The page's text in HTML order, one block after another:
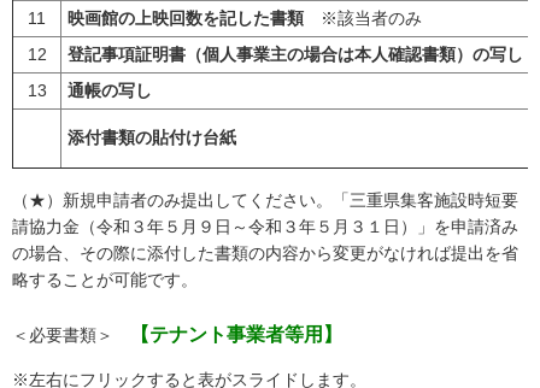
11
映画館の上映回数を記した書類 ※該当者のみ
12
登記事項証明書（個人事業主の場合は本人確認書類）の写し
13
通帳の写し
添付書類の貼付け台紙
（★）新規申請者のみ提出してください。「三重県集客施設時短要
請協力金（令和３年５月９日～令和３年５月３１日）」を申請済み
の場合、その際に添付した書類の内容から変更がなければ提出を省
略することが可能です。
＜必要書類＞ 【テナント事業者等用】
※左右にフリックすると表がスライドします。